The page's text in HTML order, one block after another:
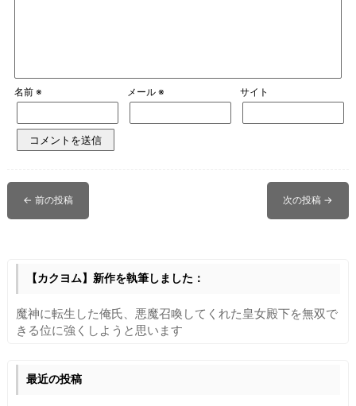
名前 ※ メール ※ サイト
← 前の投稿 次の投稿 →
【カクヨム】新作を執筆しました：
魔神に転生した俺氏、悪魔召喚してくれた皇女殿下を無双で
きる位に強くしようと思います
最近の投稿